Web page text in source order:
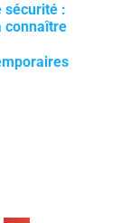
sécurité :
connaître